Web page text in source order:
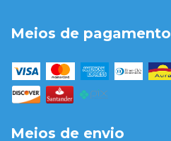
Meios de pagamento
Meios de envio